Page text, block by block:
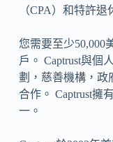
（CPA）和特許退
您需要至少50,000
戶。 Captrust與個
劃，慈善機構，政
合作。 Captrust擁
一。